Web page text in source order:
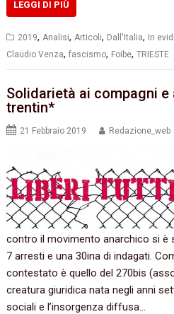
LEGGI DI PIÙ
2019,Analisi,Articoli, Dall'Italia, In
Claudio Venza,fascismo, Foibe,TRIESTE
Solidarietà ai compagni
trentin*
21 Febbraio 2019 Redazione_web
contro il movimento anarchico si è
7 arresti e una 30ina di indagati.
contestato è quello del 270bis
creatura giuridica nata negli anni
sociali e l’insorgenza diffusa…